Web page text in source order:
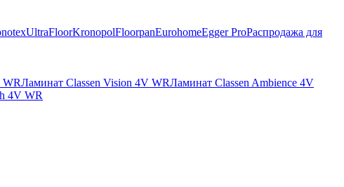
UltraFloorKronopolFloorpanEurohomeEgger ProРаспродажа для
WRЛаминат Classen Vision 4V WRЛаминат Classen Ambience 4V
4V WR